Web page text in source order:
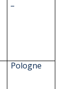
Pologne